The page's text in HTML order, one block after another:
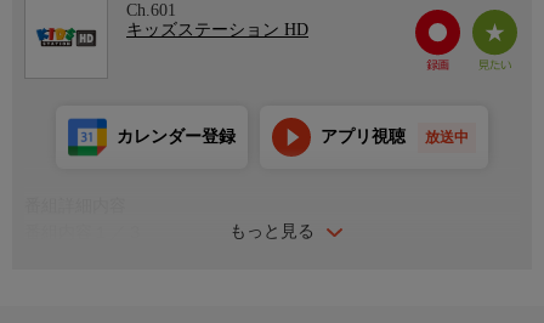
Ch.601
キッズステーション HD
もっと見る
カレンダー登録 アプリ視聴 放送中